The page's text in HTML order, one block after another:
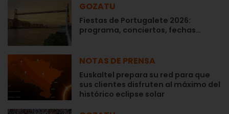
GOZATU
Fiestas de Portugalete 2026:
programa, conciertos, fechas…
NOTAS DE PRENSA
Euskaltel prepara su red para que
sus clientes disfruten al máximo del
histórico eclipse solar